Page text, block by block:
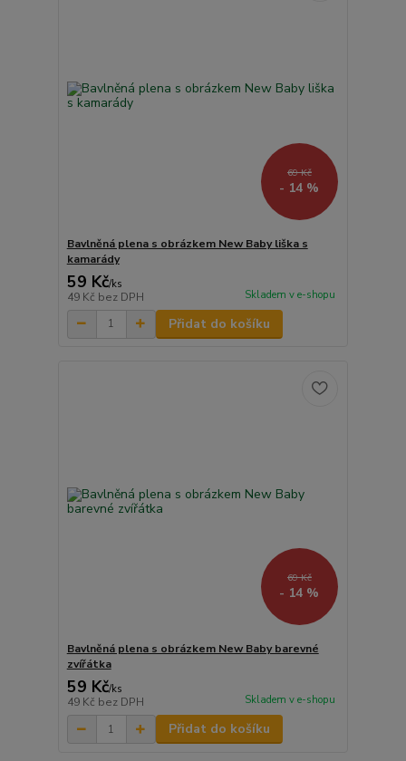
69 Kč
- 14 %
Bavlněná plena s obrázkem New Baby liška s
kamarády
59 Kč/ks
49 Kč bez DPH Skladem v e-shopu
Přidat do košíku
69 Kč
- 14 %
Bavlněná plena s obrázkem New Baby barevné
zvířátka
59 Kč/ks
49 Kč bez DPH Skladem v e-shopu
Přidat do košíku